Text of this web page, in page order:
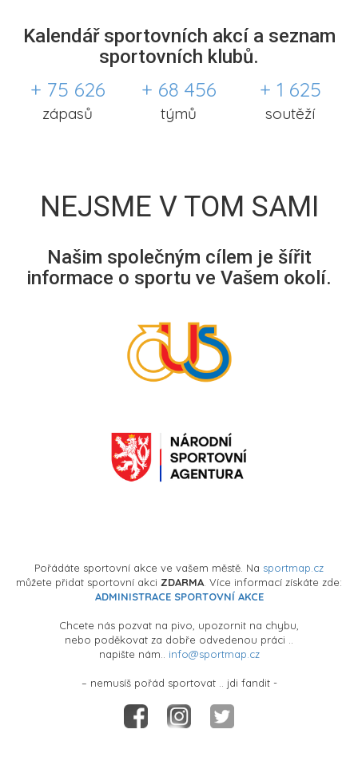
Kalendář sportovních akcí a seznam
sportovních klubů.
+ 75 626
zápasů
+ 68 456
týmů
+ 1 625
soutěží
NEJSME V TOM SAMI
Našim společným cílem je šířit
informace o sportu ve Vašem okolí.
Pořádáte sportovní akce ve vašem městě. Na sportmap.cz
můžete přidat sportovní akci ZDARMA . Více informací získáte zde:
ADMINISTRACE SPORTOVNÍ AKCE
Chcete nás pozvat na pivo, upozornit na chybu,
nebo poděkovat za dobře odvedenou práci ..
napište nám.. info@sportmap.cz
– nemusíš pořád sportovat .. jdi fandit -